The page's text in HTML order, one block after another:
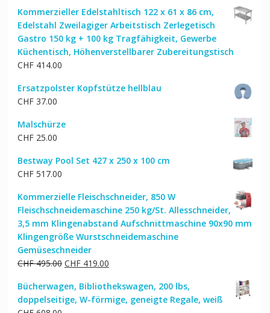
war:
CHF 24.00
ist:
CHF 20.00.
Kommerzieller Edelstahltisch 122 x 61 x 86 cm,
Edelstahl Zweilagiger Arbeitstisch Zerlegetisch
Gastro 150 kg + 100 kg Tragfähigkeit, Gewerbe
Küchentisch, Höhenverstellbarer Zubereitungstisch
CHF414.00
Ersatzpolster Kopfstütze hellblau
CHF37.00
Malschürze
CHF25.00
Bestway Pool Set 427 x 250 x 100 cm
CHF517.00
Kommerzielle Fleischschneider, 850 W
Fleischschneidemaschine 250 kg/St. Allesschneider,
3,5 mm Klingenabstand Aufschnittmaschine 90x90 mm
Klingengröße Wurstschneidemaschine
Gemüseschneider
CHF495.00 Ursprünglicher
war:
CHF 495.00
CHF419.00Aktueller
ist:
CHF 419.00.
Bücherwagen, Bibliothekswagen, 200 lbs,
doppelseitige, W-förmige, geneigte Regale, weiß